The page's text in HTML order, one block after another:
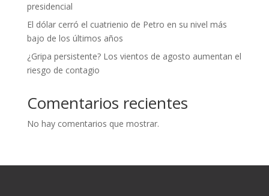
presidencial
El dólar cerró el cuatrienio de Petro en su nivel más
bajo de los últimos años
¿Gripa persistente? Los vientos de agosto aumentan el
riesgo de contagio
Comentarios recientes
No hay comentarios que mostrar.